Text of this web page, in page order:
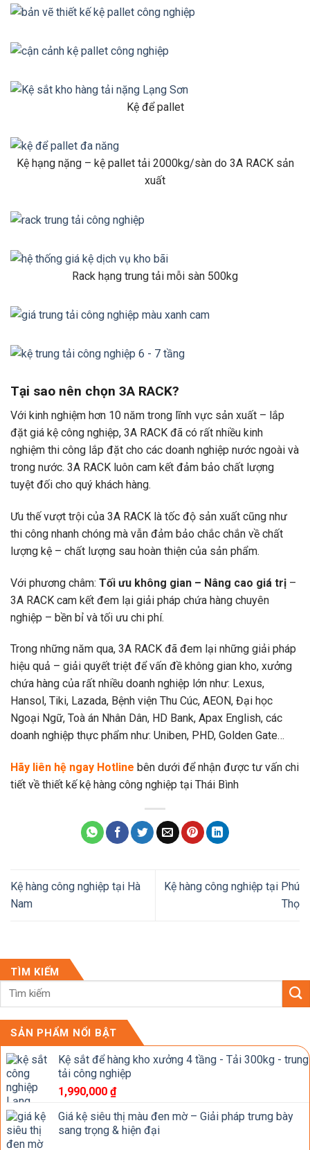
Kệ để pallet
Kệ hạng nặng – kệ pallet tải 2000kg/sàn do 3A RACK sản
xuất
Rack hạng trung tải mỗi sàn 500kg
Tại sao nên chọn 3A RACK?
Với kinh nghiệm hơn 10 năm trong lĩnh vực sản xuất – lắp
đặt giá kệ công nghiệp, 3A RACK đã có rất nhiều kinh
nghiệm thi công lắp đặt cho các doanh nghiệp nước ngoài và
trong nước. 3A RACK luôn cam kết đảm bảo chất lượng
tuyệt đối cho quý khách hàng.
Ưu thế vượt trội của 3A RACK là tốc độ sản xuất cũng như
thi công nhanh chóng mà vẫn đảm bảo chắc chắn về chất
lượng kệ – chất lượng sau hoàn thiện của sản phẩm.
Với phương châm: Tối ưu không gian – Nâng cao giá trị –
3A RACK cam kết đem lại giải pháp chứa hàng chuyên
nghiệp – bền bỉ và tối ưu chi phí.
Trong những năm qua, 3A RACK đã đem lại những giải pháp
hiệu quả – giải quyết triệt để vấn đề không gian kho, xưởng
chứa hàng của rất nhiều doanh nghiệp lớn như: Lexus,
Hansol, Tiki, Lazada, Bệnh viện Thu Cúc, AEON, Đại học
Ngoại Ngữ, Toà án Nhân Dân, HD Bank, Apax English, các
doanh nghiệp thực phẩm như: Uniben, PHD, Golden Gate…
Hãy liên hệ ngay Hotline bên dưới để nhận được tư vấn chi
tiết về thiết kế kệ hàng công nghiệp tại Thái Bình
Kệ hàng công nghiệp tại Hà
Nam
Kệ hàng công nghiệp tại Phú
Thọ
TÌM KIẾM
SẢN PHẨM NỔI BẬT
Kệ sắt để hàng kho xưởng 4 tầng - Tải 300kg - trung
tải công nghiệp
1,990,000 ₫
Giá kệ siêu thị màu đen mờ – Giải pháp trưng bày
sang trọng & hiện đại